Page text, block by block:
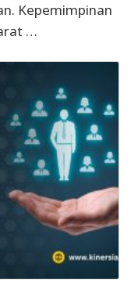
Kepemimpinan
…